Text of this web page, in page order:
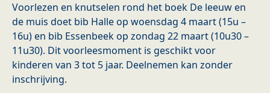
Voorlezen en knutselen rond het boek De leeuw en
de muis doet bib Halle op woensdag 4 maart (15u –
16u) en bib Essenbeek op zondag 22 maart (10u30 –
11u30). Dit voorleesmoment is geschikt voor
kinderen van 3 tot 5 jaar. Deelnemen kan zonder
inschrijving.